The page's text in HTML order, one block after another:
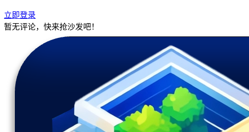
立即登录
暂无评论，快来抢沙发吧！